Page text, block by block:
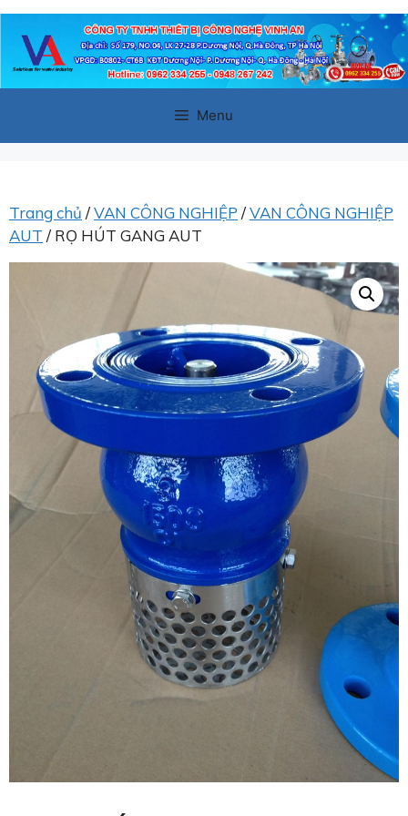
Chuyển
đến
Menu
Trang chủ /VAN CÔNG NGHIỆP /VAN CÔNG NGHIỆP
AUT / RỌ HÚT GANG AUT